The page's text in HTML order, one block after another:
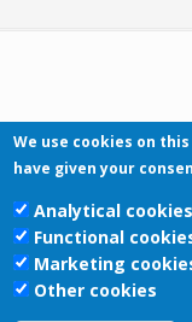
Pécsi
We use cookies on
have given your
Analytical cookies
Functional
Marketing
Other cookies